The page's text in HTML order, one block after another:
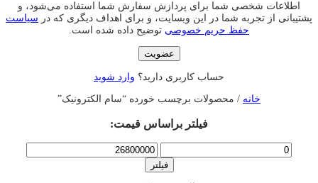
اطلاعات شخصی شما برای پردازش سفارش شما استفاده می‌شود، و
پشتیبانی از تجربه شما در این وبسایت، و برای اهداف دیگری که در سیاست
حفظ حریم خصوصی توضیح داده شده است.
عضویت
حساب کاربری دارید؟ وارد شوید
خانه / محصولات برچسب خورده “سام الکترونیک”
فیلتر براساس قیمت:
حداقل
قیمت
حداکثر
قیمتفیلتر